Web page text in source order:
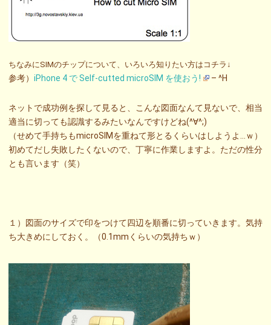
ちなみにSIMのチップについて、いろいろ知りたい方はコチラ↓
参考） iPhone 4 で Self-cutted microSIM を使おう! – ^H
ネットで成功例を探して見ると、こんな図面なんて見ないで、相当
適当に切っても認識するみたいなんですけどね(^∀^;)
（せめて手持ちもmicroSIMを重ねて形とるくらいはしようよ…ｗ）
初めてだし失敗したくないので、丁寧に作業しますよ。ただの性分
とも言います（笑）
１）図面のサイズで印をつけて四辺を順番に切っていきます。気持
ち大きめにしておく。（0.1mmくらいの気持ちｗ）